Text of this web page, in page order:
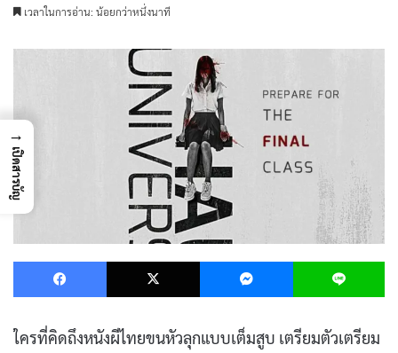
เวลาในการอ่าน: น้อยกว่าหนึ่งนาที
Facebook X Messenger
ใครที่คิดถึงหนังผีไทยขนหัวลุกแบบเต็มสูบ เตรียมตัวเตรียม
→
เปิดสารบัญ